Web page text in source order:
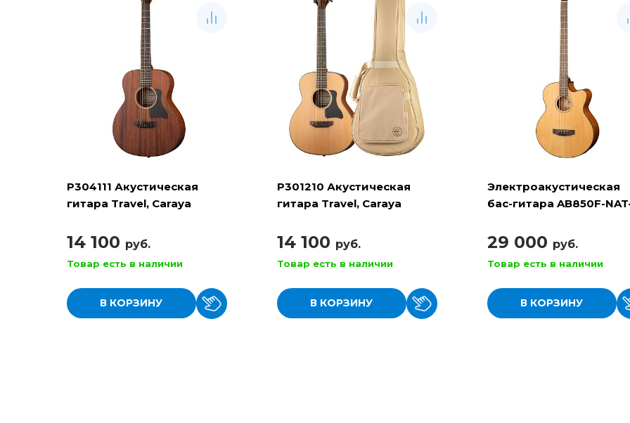
P304111 Акустическая
гитара Travel, Caraya
14 100 руб.
Товар есть в наличии
В КОРЗИНУ
P301210 Акустическая
гитара Travel, Caraya
14 100 руб.
Товар есть в наличии
В КОРЗИНУ
Электроакустическая
бас-гитара AB850F-
29 000 руб.
Товар есть в наличии
В КОРЗИНУ